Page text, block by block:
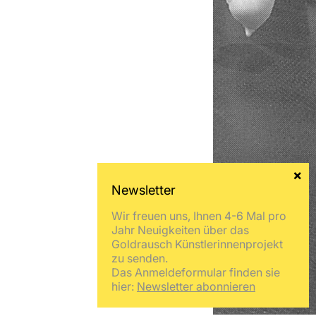
Wir freuen uns, Ihnen 4-6 Mal pro
Jahr Neuigkeiten über das
Goldrausch Künstlerinnenprojekt
zu senden.
Das Anmeldeformular finden sie
hier: Newsletter abonnieren